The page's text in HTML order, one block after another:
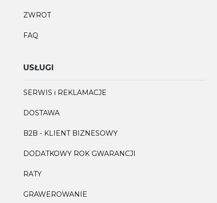
ZWROT
FAQ
USŁUGI
SERWIS i REKLAMACJE
DOSTAWA
B2B - KLIENT BIZNESOWY
DODATKOWY ROK GWARANCJI
RATY
GRAWEROWANIE